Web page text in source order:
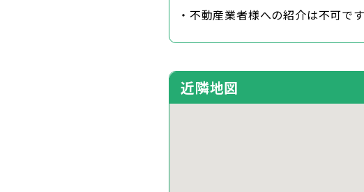
・不動産業者様への紹介は不可です
近隣地図